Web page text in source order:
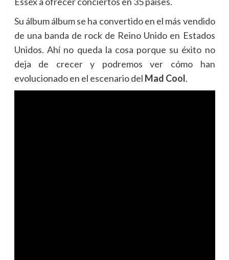
Su álbum álbum se ha convertido en el más vendido
de una banda de rock de Reino Unido en Estados
Unidos. Ahí no queda la cosa porque su éxito no
deja de crecer y podremos ver cómo han
evolucionado en el escenario del Mad Cool.